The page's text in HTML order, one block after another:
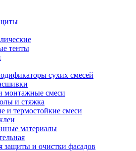
тенты
сухих смесей
монтажные смеси
и стяжка
и термостойкие смеси
материалы
защиты и очистки фасадов